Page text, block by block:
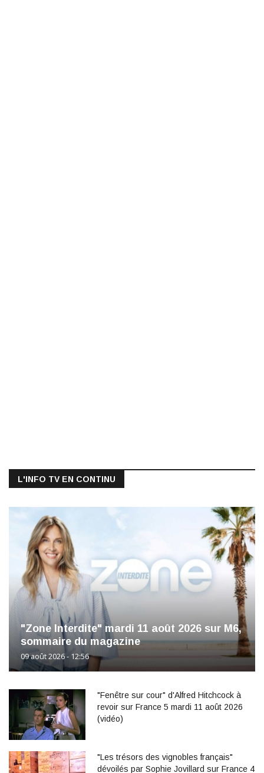
L'INFO TV EN CONTINU
"Zone Interdite" mardi 11 août 2026 sur M6,
sommaire du magazine
09 août 2026 - 12:56
"Fenêtre sur cour" d'Alfred Hitchcock à
revoir sur France 5 mardi 11 août 2026
(vidéo)
"Les trésors des vignobles français"
dévoilés par Sophie Jovillard sur France 4